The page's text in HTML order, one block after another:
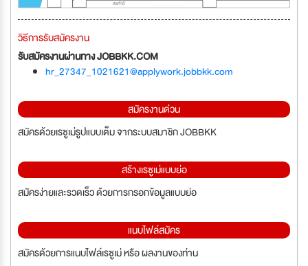
วิธีการรับสมัครงาน
รับสมัครงานผ่านทาง JOBBKK.COM
hr_27347_1021621@applywork.jobbkk.com
สมัครงานด่วน
สมัครด้วยเรซูเม่รูปแบบเต็ม จากระบบสมาชิก JOBBKK
สร้างเรซูเม่แบบย่อ
สมัครง่ายและรวดเร็ว ด้วยการกรอกข้อมูลแบบย่อ
แนบไฟล์สมัคร
สมัครด้วยการแนบไฟล์เรซูเม่ หรือ ผลงานของท่าน